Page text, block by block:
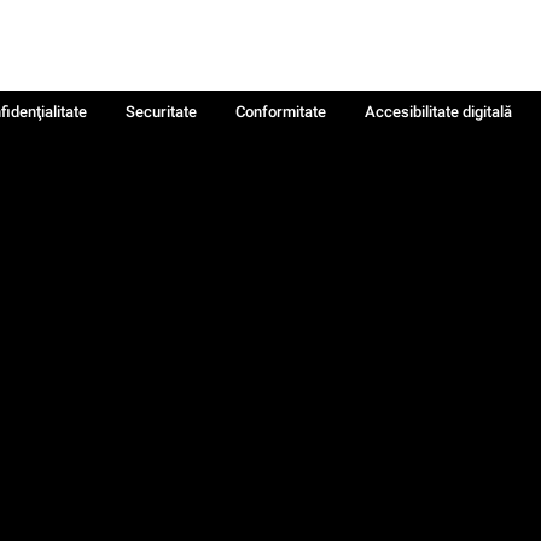
Securitate Conformitate
Accesibilitate digitală